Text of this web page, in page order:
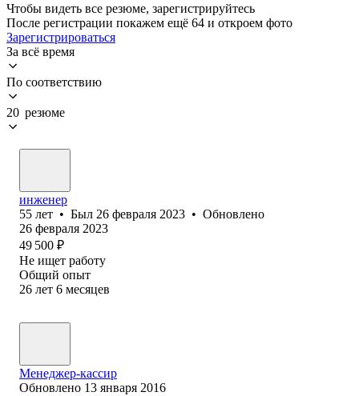
Чтобы видеть все резюме, зарегистрируйтесь
После регистрации покажем ещё 64 и откроем фото
Зарегистрироваться
За всё время
По соответствию
20 резюме
инженер
55 лет • Был 26 февраля 2023 • Обновлено
26 февраля 2023
49 500 ₽
Не ищет работу
Общий опыт
26 лет 6 месяцев
Менеджер-кассир
Обновлено 13 января 2016